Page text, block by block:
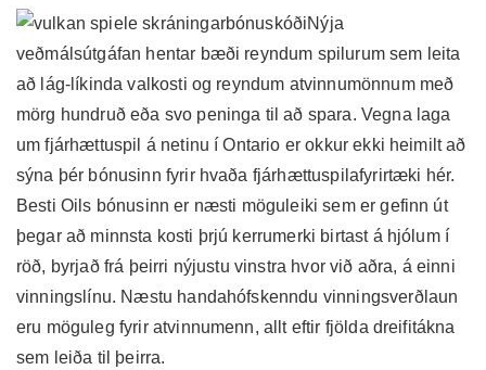
Nýja
veðmálsútgáfan hentar bæði reyndum spilurum sem leita
að lág-líkinda valkosti og reyndum atvinnumönnum með
mörg hundruð eða svo peninga til að spara. Vegna laga
um fjárhættuspil á netinu í Ontario er okkur ekki heimilt að
sýna þér bónusinn fyrir hvaða fjárhættuspilafyrirtæki hér.
Besti Oils bónusinn er næsti möguleiki sem er gefinn út
þegar að minnsta kosti þrjú kerrumerki birtast á hjólum í
röð, byrjað frá þeirri nýjustu vinstra hvor við aðra, á einni
vinningslínu. Næstu handahófskenndu vinningsverðlaun
eru möguleg fyrir atvinnumenn, allt eftir fjölda dreifitákna
sem leiða til þeirra.